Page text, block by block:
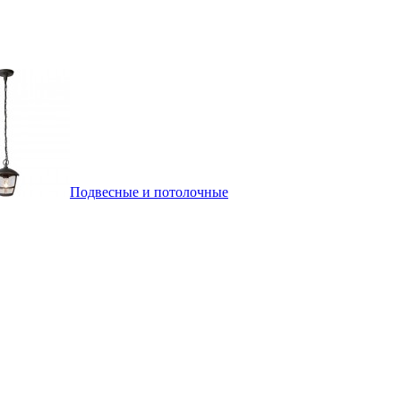
Подвесные и потолочные